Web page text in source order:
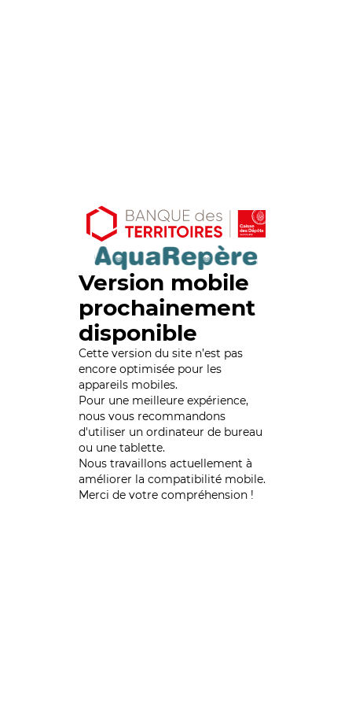
Version mobile
prochainement
disponible
Cette version du site n’est pas
encore optimisée pour les
appareils mobiles.
Pour une meilleure expérience,
nous vous recommandons
d'utiliser un ordinateur de bureau
ou une tablette.
Nous travaillons actuellement à
améliorer la compatibilité mobile.
Merci de votre compréhension !